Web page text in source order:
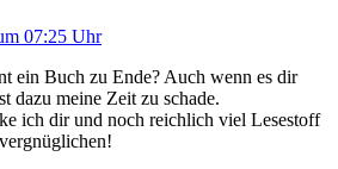
07:25 Uhr
ein Buch zu Ende? Auch wenn es dir
dazu meine Zeit zu schade.
ich dir und noch reichlich viel Lesestoff